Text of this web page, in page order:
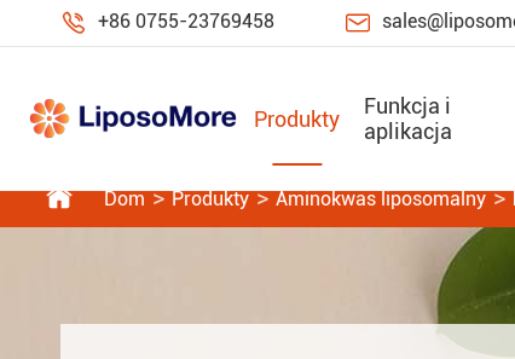
 +86 0755-23769458 
Produkty
Funkcja i
aplikacja
 Dom Produkty Aminokwas liposomalny